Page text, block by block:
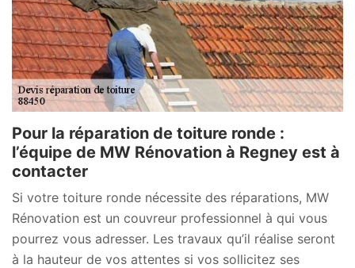
Pour la réparation de toiture ronde :
l’équipe de MW Rénovation à Regney est à
contacter
Si votre toiture ronde nécessite des réparations, MW
Rénovation est un couvreur professionnel à qui vous
pourrez vous adresser. Les travaux qu’il réalise seront
à la hauteur de vos attentes si vos sollicitez ses